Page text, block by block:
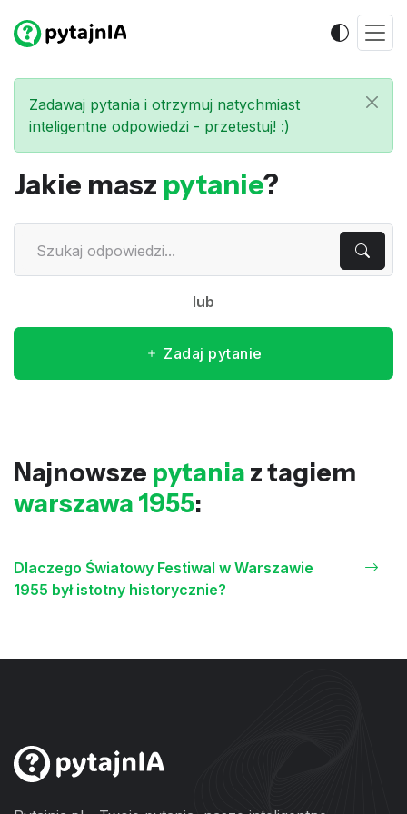
Zadawaj pytania i otrzymuj natychmiast
inteligentne odpowiedzi - przetestuj! :)
Jakie masz pytanie?
lub
Zadaj pytanie
Najnowsze pytania z tagiem
warszawa 1955:
Dlaczego Światowy Festiwal w Warszawie
1955 był istotny historycznie?